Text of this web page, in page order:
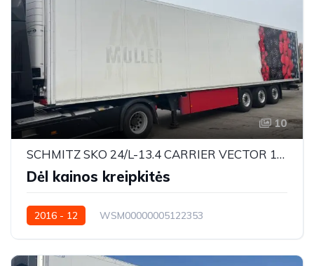
10
SCHMITZ SKO 24/L-13.4 CARRIER VECTOR 1550
Dėl kainos kreipkitės
2016 - 12 WSM00000005122353